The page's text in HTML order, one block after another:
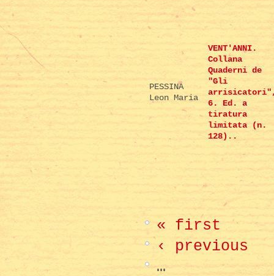
PESSINA
Leon Maria
VENT'ANNI.
Collana
Quaderni de
"Gli
6. Ed. a
tiratura
limitata (n.
128)..
« first
‹ previous
…